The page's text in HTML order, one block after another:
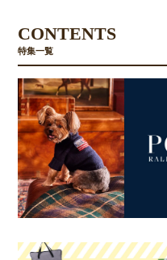
CONTENTS
特集一覧